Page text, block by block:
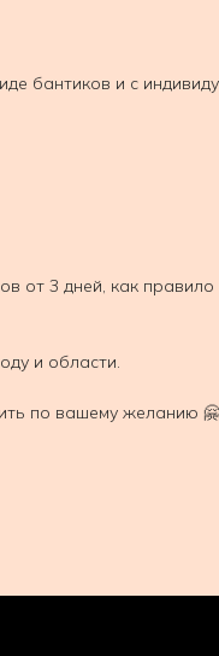
бантиков и с
от 3 дней, как
и области.
по вашему желанию 🤗